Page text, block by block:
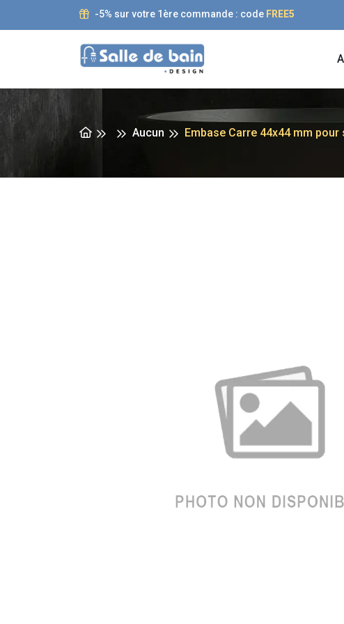
-5% sur votre 1ère commande : code FREE5
Aucun Embase Carre 44x44 mm pour